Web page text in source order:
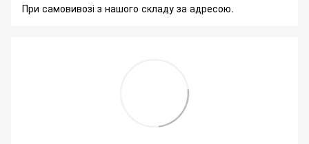
При самовивозі з нашого складу за адресою.